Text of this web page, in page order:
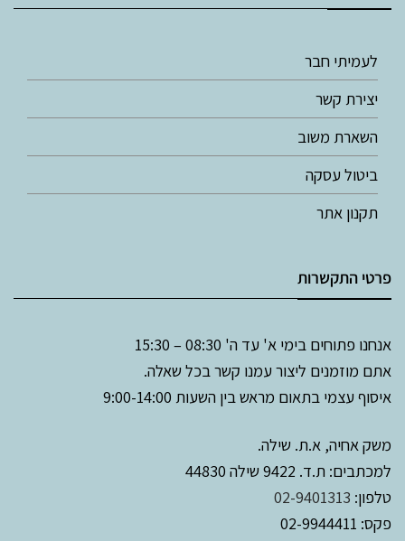
לעמיתי חבר
יצירת קשר
השארת משוב
ביטול עסקה
תקנון אתר
פרטי התקשרות
אנחנו פתוחים בימי א' עד ה' 08:30 – 15:30
אתם מוזמנים ליצור עמנו קשר בכל שאלה.
איסוף עצמי בתאום מראש בין השעות 9:00-14:00
משק אחיה, א.ת. שילה.
למכתבים: ת.ד. 9422 שילה 44830
טלפון: 02-9401313
פקס: 02-9944411